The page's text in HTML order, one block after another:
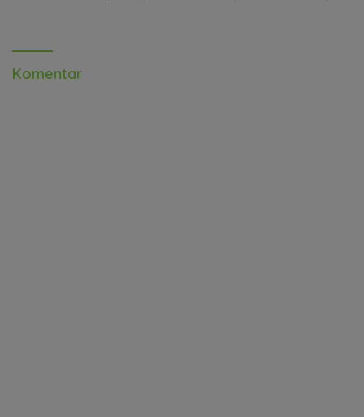
Komentar